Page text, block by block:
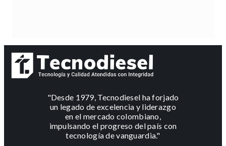
"Desde 1979, Tecnodiesel ha forjado
un legado de excelencia y liderazgo
en el mercado colombiano,
impulsando el progreso del país con
tecnología de vanguardia."